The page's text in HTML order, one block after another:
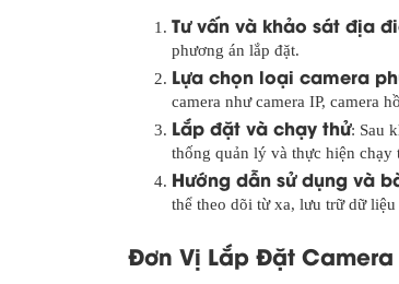
Tư vấn và khảo sát địa
phương án lắp đặt.
Lựa chọn loại camera
camera như camera IP, camera
Lắp đặt và chạy thử: Sau
thống quản lý và thực hiện chạy
Hướng dẫn sử dụng và
thể theo dõi từ xa, lưu trữ dữ
Đơn Vị Lắp Đặt Camera